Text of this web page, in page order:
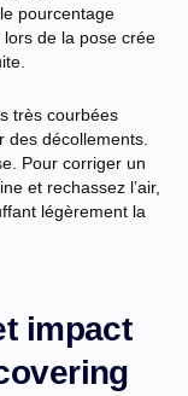
pourcentage
lors de la pose crée
très courbées
décollements.
Pour corriger un
et rechassez l’air,
légèrement la
impact